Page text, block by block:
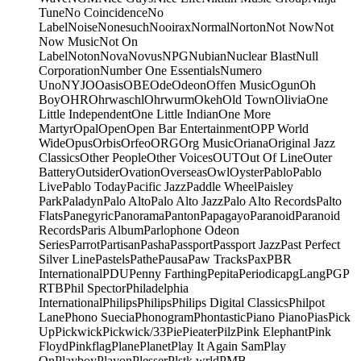
TuneNo CoincidenceNo
LabelNoiseNonesuchNooiraxNormalNortonNot NowNot
Now MusicNot On
LabelNotonNovaNovusNPGNubianNuclear BlastNull
CorporationNumber One EssentialsNumero
UnoNYJOOasisOBEOdeOdeonOffen MusicOgunOh
BoyOHROhrwaschlOhrwurmOkehOld TownOliviaOne
Little IndependentOne Little IndianOne More
MartyrOpalOpenOpen Bar EntertainmentOPP World
WideOpusOrbisOrfeoORGOrg MusicOrianaOriginal Jazz
ClassicsOther PeopleOther VoicesOUTOut Of LineOuter
BatteryOutsiderOvationOverseasOwlOysterPabloPablo
LivePablo TodayPacific JazzPaddle WheelPaisley
ParkPaladynPalo AltoPalo Alto JazzPalo Alto RecordsPalto
FlatsPanegyricPanoramaPantonPapagayoParanoidParanoid
RecordsParis AlbumParlophone Odeon
SeriesParrotPartisanPashaPassportPassport JazzPast Perfect
Silver LinePastelsPathePausaPaw TracksPaxPBR
InternationalPDUPenny FarthingPepitaPeriodicapgLangPGP
RTBPhil SpectorPhiladelphia
InternationalPhilipsPhilipsPhilips Digital ClassicsPhilpot
LanePhono SueciaPhonogramPhontasticPiano PianoPiasPick
UpPickwickPickwick/33PiePieaterPilzPink ElephantPink
FloydPinkflagPlanePlanetPlay It Again SamPlay